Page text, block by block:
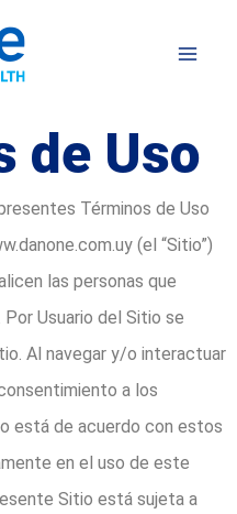
de Uso
Términos de Uso
(el “Sitio”)
las personas que
Por Usuario del Sitio se
Al navegar y/o interactuar
a los
está de acuerdo con estos
en el uso de este
Sitio está sujeta a